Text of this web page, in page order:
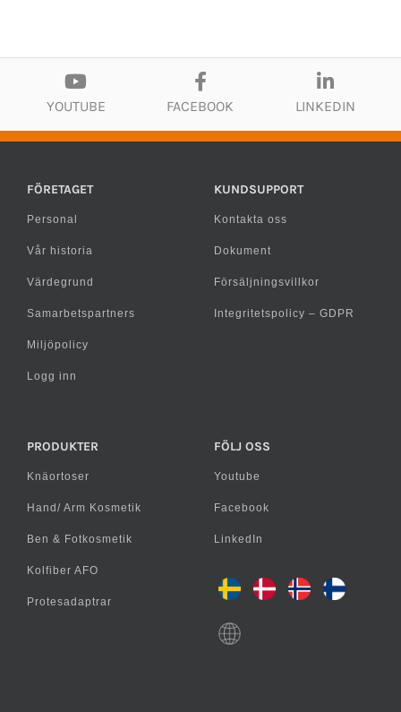
YOUTUBE FACEBOOK LINKEDIN
FÖRETAGET
Personal
Vår historia
Värdegrund
Samarbetspartners
Miljöpolicy
Logg inn
KUNDSUPPORT
Kontakta oss
Dokument
Försäljningsvillkor
Integritetspolicy – GDPR
PRODUKTER
Knäortoser
Hand/ Arm Kosmetik
Ben & Fotkosmetik
Kolfiber AFO
Protesadaptrar
FÖLJ OSS
Youtube
Facebook
LinkedIn